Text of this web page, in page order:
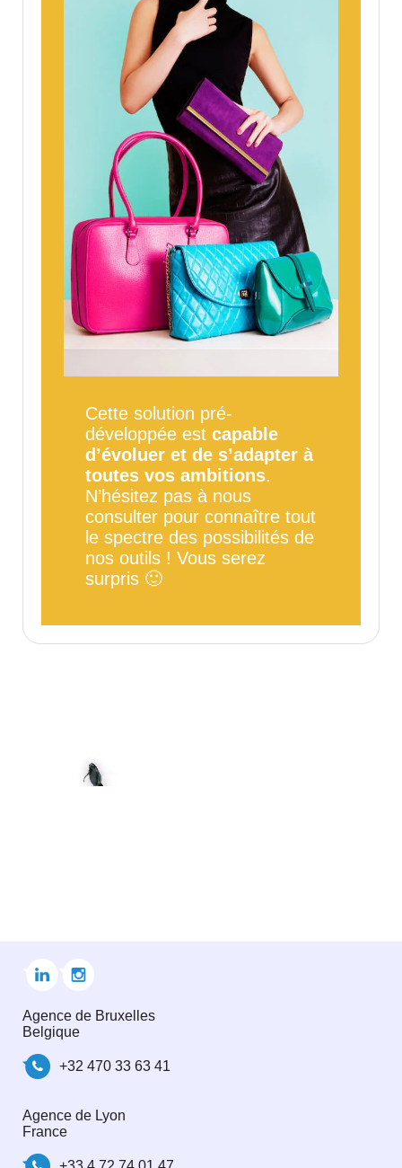
Cette solution pré-
développée estcapable
d’évoluer et de s’adapter à
toutes vos ambitions.
N’hésitez pas à nous
consulter pour connaître tout
le spectre des possibilités de
nos outils ! Vous serez
surpris 🙂
Agence de Bruxelles
Belgique
+32 470 33 63 41
Agence de Lyon
France